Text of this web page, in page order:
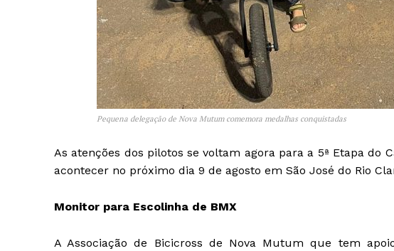
Pequena delegação de Nova Mutum comemora medalhas conquistadas
As atenções dos pilotos se voltam agora para a 5ª Etapa do
acontecer no próximo dia 9 de agosto em São José do Rio
Monitor para Escolinha de BMX
A Associação de Bicicross de Nova Mutum que tem